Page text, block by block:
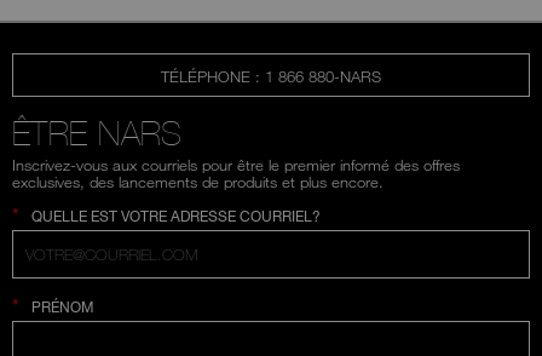
TÉLÉPHONE : 1 866 880-NARS
ÊTRE NARS
Inscrivez-vous aux courriels pour être le premier informé des offres
exclusives, des lancements de produits et plus encore.
* QUELLE EST VOTRE ADRESSE COURRIEL?
* PRÉNOM